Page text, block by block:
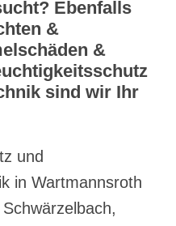
Ebenfalls
&
&
sind wir Ihr
und
in Wartmannsroth